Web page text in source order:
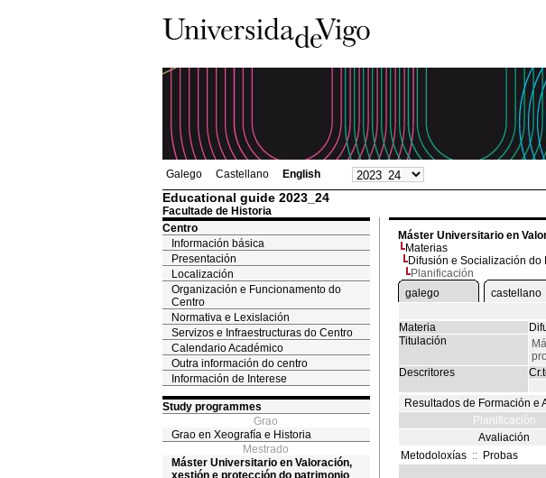
Galego Castellano English
Educational guide 2023_24
Facultade de Historia
Centro
Información básica
Presentación
Localización
Organización e Funcionamento do
Centro
Normativa e Lexislación
Servizos e Infraestructuras do Centro
Calendario Académico
Outra información do centro
Información de Interese
Study programmes
Grao
Grao en Xeografía e Historia
Mestrado
Máster Universitario en Valoración,
xestión e protección do patrimonio
Máster Universitario en
Materias
Difusión e Socialización do
Planificación
galego
castellano
Materia
Titulación
Descritores
Resultados de Formación e
Planificación
Avaliación
Metodoloxías:: Probas